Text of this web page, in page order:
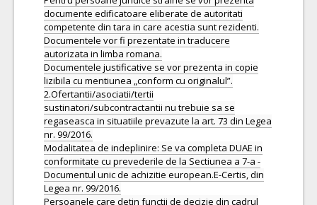
documente edificatoare eliberate de autoritati
competente din tara in care acestia sunt rezidenti.
Documentele vor fi prezentate in traducere
autorizata in limba romana.
Documentele justificative se vor prezenta in copie
lizibila cu mentiunea „conform cu originalul”.
2.Ofertantii/asociatii/tertii
sustinatori/subcontractantii nu trebuie sa se
regaseasca in situatiile prevazute la art. 73 din Legea
nr. 99/2016.
Modalitatea de indeplinire: Se va completa DUAE in
conformitate cu prevederile de la Sectiunea a 7-a -
Documentul unic de achizitie european.E-Certis, din
Legea nr. 99/2016.
Persoanele care detin functii de decizie din cadrul